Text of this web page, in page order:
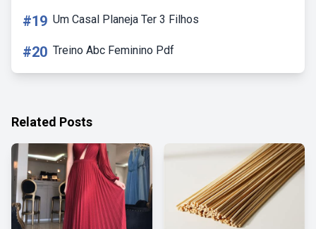
#19 Um Casal Planeja Ter 3 Filhos
#20 Treino Abc Feminino Pdf
Related Posts